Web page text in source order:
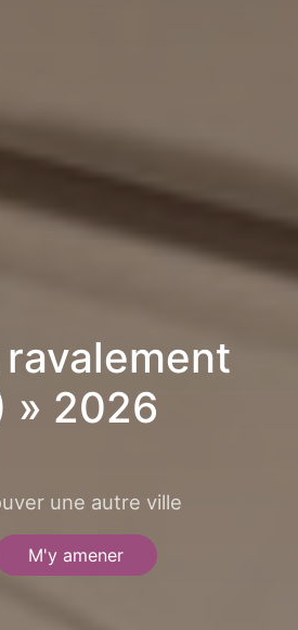
» 2026
une autre ville
M'y amener